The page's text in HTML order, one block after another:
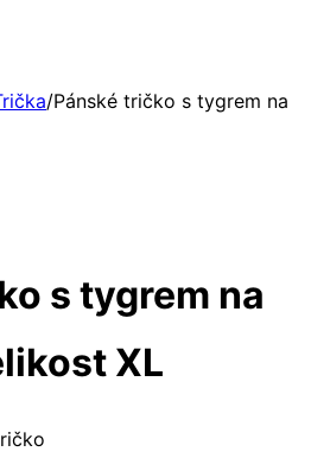
/Pánské tričko s tygrem na
s tygrem na
XL